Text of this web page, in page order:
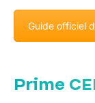
Guide officiel
Prime